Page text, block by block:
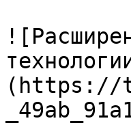
(https://